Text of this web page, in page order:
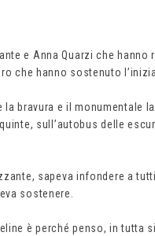
e Anna Quarzi che
che hanno sostenuto
bravura e il monumentale
sull’autobus delle
sapeva infondere a
sostenere.
è perché penso, in tutta